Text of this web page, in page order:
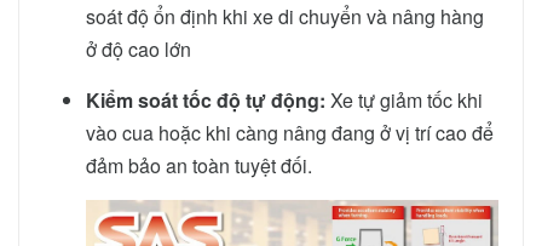
soát độ ổn định khi xe di chuyển và nâng hàng
ở độ cao lớn
Kiểm soát tốc độ tự động: Xe tự giảm tốc khi
vào cua hoặc khi càng nâng đang ở vị trí cao để
đảm bảo an toàn tuyệt đối.